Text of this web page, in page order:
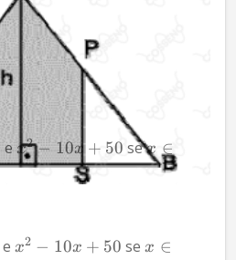
e x2 − 10x + 50 se x ∈
e x2 − 10x + 50 se x ∈